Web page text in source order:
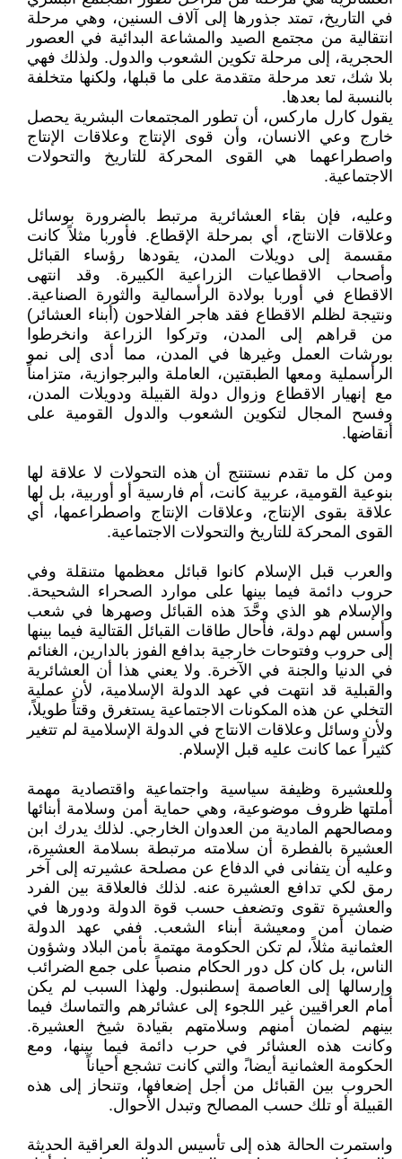
في التاريخ، تمتد جذورها إلى آلاف السنين، وهي مرحلة
انتقالية من مجتمع الصيد والمشاعة البدائية في العصور
الحجرية، إلى مرحلة تكوين الشعوب والدول. ولذلك فهي
بلا شك، تعد مرحلة متقدمة على ما قبلها، ولكنها متخلفة
بالنسبة لما بعدها.
يقول كارل ماركس، أن تطور المجتمعات البشرية يحصل
خارج وعي الانسان، وأن قوى الإنتاج وعلاقات الإنتاج
واصطراعهما هي القوى المحركة للتاريخ والتحولات
الاجتماعية.
وعليه، فإن بقاء العشائرية مرتبط بالضرورة بوسائل
وعلاقات الانتاج، أي بمرحلة الإقطاع. فأوربا مثلاً كانت
مقسمة إلى دويلات المدن، يقودها رؤساء القبائل
وأصحاب الاقطاعيات الزراعية الكبيرة. وقد انتهى
الاقطاع في أوربا بولادة الرأسمالية والثورة الصناعية.
ونتيجة لظلم الاقطاع فقد هاجر الفلاحون (أبناء العشائر)
من قراهم إلى المدن، وتركوا الزراعة وانخرطوا
بورشات العمل وغيرها في المدن، مما أدى إلى نمو
الرأسملية ومعها الطبقتين، العاملة والبرجوازية، متزامناً
مع إنهيار الاقطاع وزوال دولة القبيلة ودويلات المدن،
وفسح المجال لتكوين الشعوب والدول القومية على
أنقاضها.
ومن كل ما تقدم نستنتج أن هذه التحولات لا علاقة لها
بنوعية القومية، عربية كانت، أم فارسية أو أوربية، بل لها
علاقة بقوى الإنتاج، وعلاقات الإنتاج واصطراعمها، أي
القوى المحركة للتاريخ والتحولات الاجتماعية.
والعرب قبل الإسلام كانوا قبائل معظمها متنقلة وفي
حروب دائمة فيما بينها على موارد الصحراء الشحيحة.
والإسلام هو الذي وحَّدَ هذه القبائل وصهرها في شعب
وأسس لهم دولة، فأحال طاقات القبائل القتالية فيما بينها
إلى حروب وفتوحات خارجية بدافع الفوز بالدارين، الغنائم
في الدنيا والجنة في الآخرة. ولا يعني هذا أن العشائرية
والقبلية قد انتهت في عهد الدولة الإسلامية، لأن عملية
التخلي عن هذه المكونات الاجتماعية يستغرق وقتاً طويلاً،
ولأن وسائل وعلاقات الانتاج في الدولة الإسلامية لم تتغير
كثيراً عما كانت عليه قبل الإسلام.
وللعشيرة وظيفة سياسية واجتماعية واقتصادية مهمة
أملتها ظروف موضوعية، وهي حماية أمن وسلامة أبنائها
ومصالحهم المادية من العدوان الخارجي. لذلك يدرك ابن
العشيرة بالفطرة أن سلامته مرتبطة بسلامة العشيرة،
وعليه أن يتفانى في الدفاع عن مصلحة عشيرته إلى آخر
رمق لكي تدافع العشيرة عنه. لذلك فالعلاقة بين الفرد
والعشيرة تقوى وتضعف حسب قوة الدولة ودورها في
ضمان أمن ومعيشة أبناء الشعب. ففي عهد الدولة
العثمانية مثلاً، لم تكن الحكومة مهتمة بأمن البلاد وشؤون
الناس، بل كان كل دور الحكام منصباً على جمع الضرائب
وإرسالها إلى العاصمة إسطنبول. ولهذا السبب لم يكن
أمام العراقيين غير اللجوء إلى عشائرهم والتماسك فيما
بينهم لضمان أمنهم وسلامتهم بقيادة شيخ العشيرة.
وكانت هذه العشائر في حرب دائمة فيما بينها، ومع
الحكومة العثمانية أيضا،ً والتي كانت تشجع أحياناً
الحروب بين القبائل من أجل إضعافها، وتنحاز إلى هذه
القبيلة أو تلك حسب المصالح وتبدل الأحوال.
واستمرت الحالة هذه إلى تأسيس الدولة العراقية الحديثة